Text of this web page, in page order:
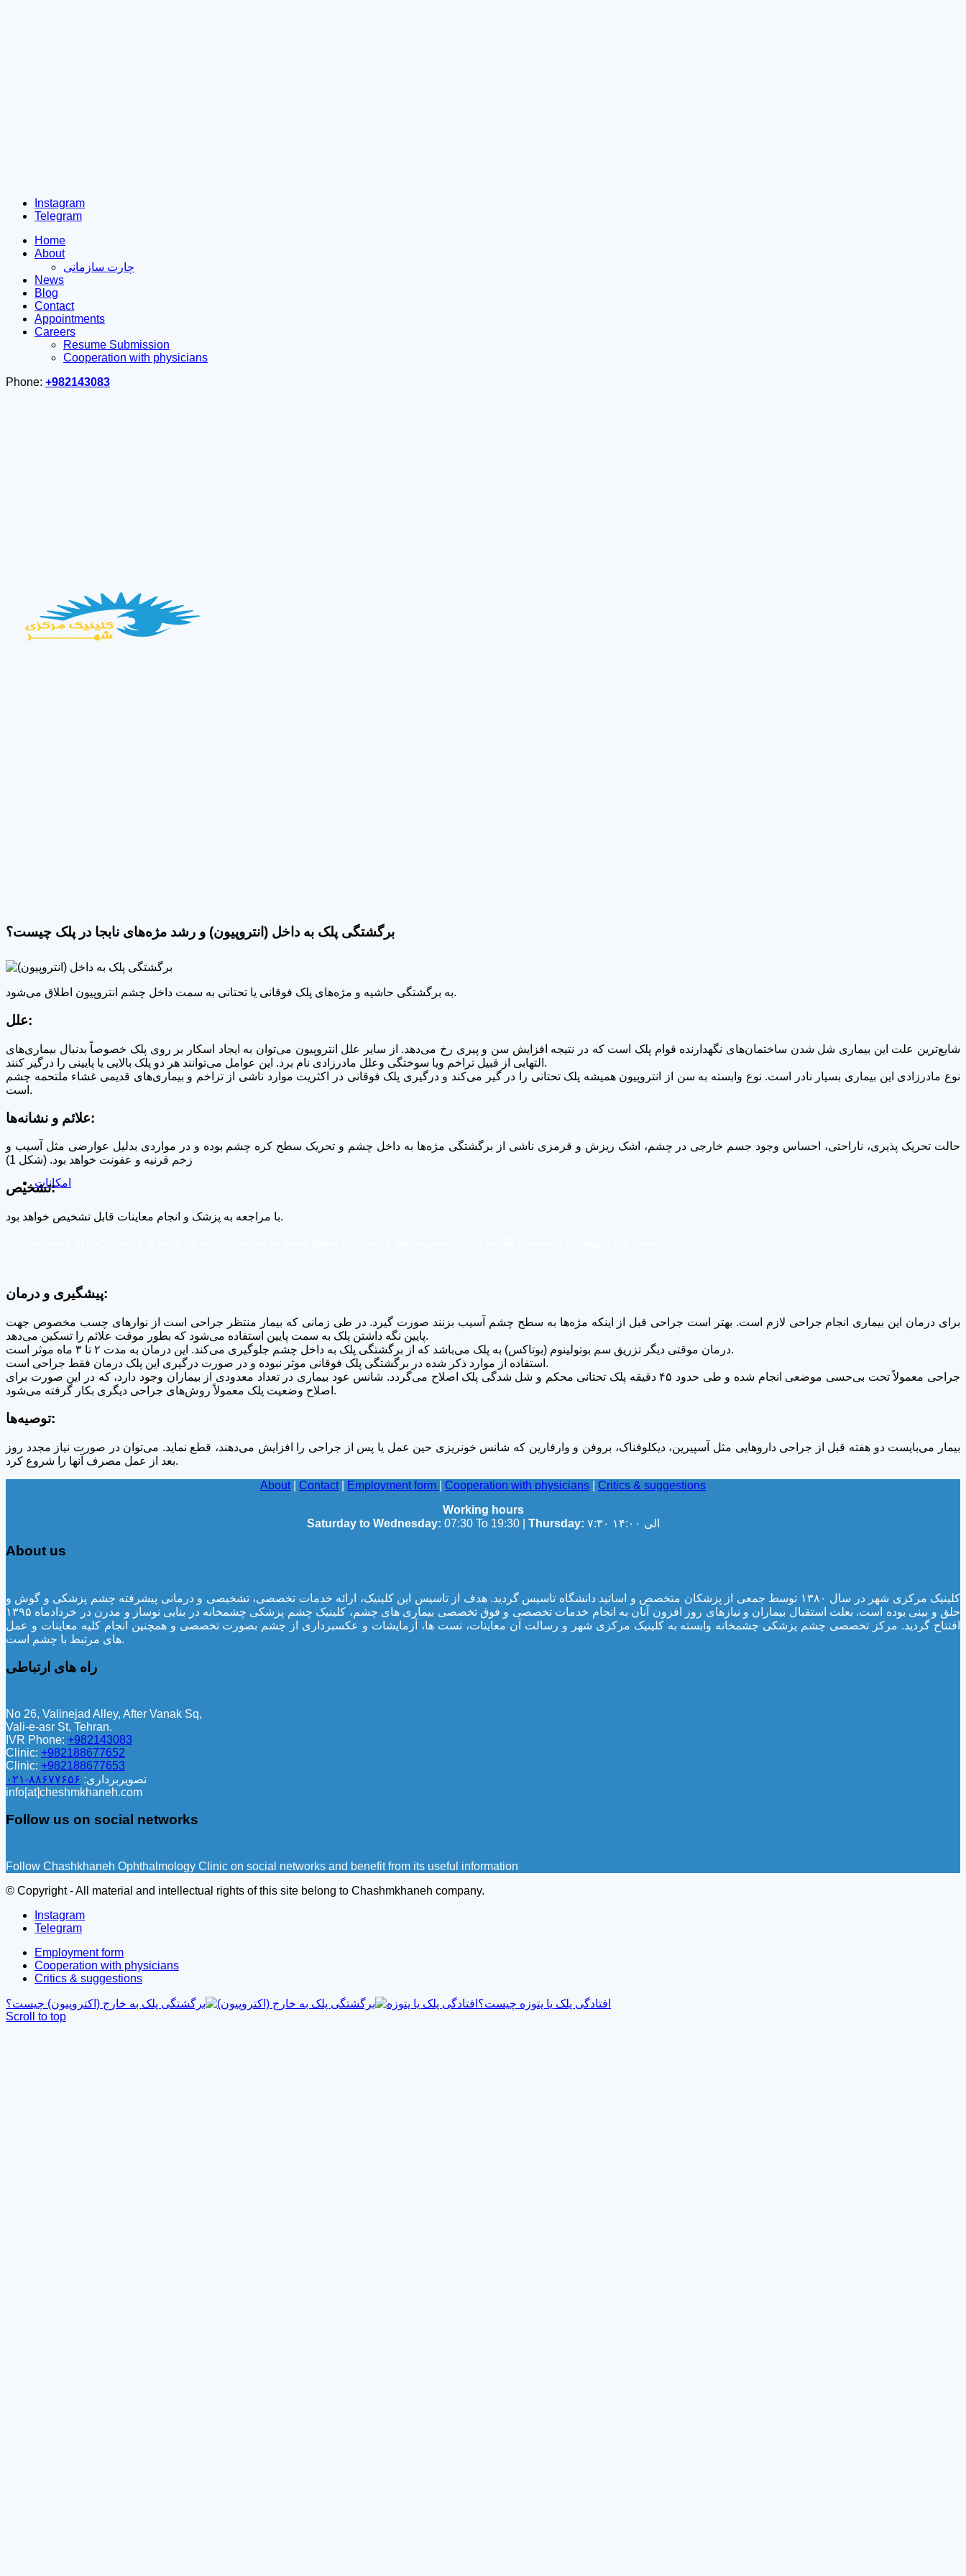
Instagram
Telegram
Home
About
چارت سازمانی
News
Blog
Contact
Appointments
Careers
Resume Submission
Cooperation with physicians
Phone: +982143083
امکانات
برگشتگی پلک به داخل (انتروپیون) و رشد مژه‌های نابجا در پلک چیست؟
به برگشتگی حاشیه و مژه‌های پلک فوقانی یا تحتانی به سمت داخل چشم انتروپیون اطلاق می‌شود.
علل:
شایع‌ترین علت این بیماری شل شدن ساختمان‌های نگهدارنده قوام پلک است که در نتیجه افزایش سن و پیری رخ می‌دهد. از سایر علل انتروپیون می‌توان به ایجاد اسکار بر روی پلک خصوصاً بدنبال بیماری‌های
التهابی از قبیل تراخم ويا سوختگی وعلل مادرزادی نام برد. این عوامل می‌توانند هر دو پلک بالایی یا پایینی را درگیر کنند.
نوع مادرزادی این بیماری بسیار نادر است. نوع وابسته به سن از انتروپیون همیشه پلک تحتانی را در گیر می‌کند و درگیری پلک فوقانی در اکثریت موارد ناشی از تراخم و بیماری‌های قدیمی غشاء ملتحمه چشم
است.
علائم و نشانه‌ها:
حالت تحریک پذیری، ناراحتی، احساس وجود جسم خارجی در چشم، اشک ریزش و قرمزی ناشی از برگشتگی مژه‌ها به داخل چشم و تحریک سطح کره چشم بوده و در مواردی بدلیل عوارضی مثل آسیب و
زخم قرنیه و عفونت خواهد بود. (شکل 1)
تشخيص:
با مراجعه به پزشک و انجام معاینات قابل تشخیص خواهد بود.
پیشگیری و درمان:
برای درمان این بیماری انجام جراحی لازم است. بهتر است جراحی قبل از اینکه مژه‌ها به سطح چشم آسیب بزنند صورت گیرد. در طی زمانی که بیمار منتظر جراحی است از نوارهای چسب مخصوص جهت
پایین نگه داشتن پلک به سمت پایین استفاده می‌شود که بطور موقت علائم را تسکین می‌دهد.
درمان موقتی دیگر تزریق سم بوتولینوم (بوتاکس) به پلک می‌باشد که از برگشتگی پلک به داخل چشم جلوگیری می‌کند. این درمان به مدت ۲ تا ۳ ماه موثر است.
استفاده از موارد ذکر شده در برگشتگی پلک فوقانی موثر نبوده و در صورت درگیری این پلک درمان فقط جراحی است.
جراحی معمولاً تحت بی‌حسی موضعی انجام شده و طی حدود ۴۵ دقیقه پلک تحتانی محکم و شل شدگی پلک اصلاح می‌گردد. شانس عود بیماری در تعداد معدودی از بیماران وجود دارد، که در این صورت برای
اصلاح وضعیت پلک معمولاً روش‌های جراحی دیگری بکار گرفته می‌شود.
توصیه‌ها:
بیمار می‌بایست دو هفته قبل از جراحی داروهایی مثل آسپیرین، دیکلوفناک، بروفن و وارفارین که شانس خونریزی حین عمل یا پس از جراحی را افزایش می‌دهند، قطع نماید. می‌توان در صورت نیاز مجدد روز
بعد از عمل مصرف آنها را شروع کرد.
About| Contact| Employment form Cooperation with physicians
Critics & suggestions
Working hours
Saturday to Wednesday: 07:30 To 19:30 | Thursday: ۷:۳۰ الی ۱۴:۰۰
About us
کلینیک مرکزی شهر در سال ۱۳۸۰ توسط جمعی از پزشکان متخصص و اساتید دانشگاه تاسیس گردید. هدف از تاسیس این کلینیک، ارائه خدمات تخصصی، تشخیصی و درمانی پیشرفته چشم پزشکی و گوش و
حلق و بینی بوده است. بعلت استقبال بیماران و نیازهای روز افزون آنان به انجام خدمات تخصصی و فوق تخصصی بیماری های چشم، کلینیک چشم پزشکی چشمخانه در بنایی نوساز و مدرن در خردادماه ۱۳۹۵
افتتاح گردید. مرکز تخصصی چشم پزشکی چشمخانه وابسته به کلینیک مرکزی شهر و رسالت آن معاینات، تست ها، آزمایشات و عکسبرداری از چشم بصورت تخصصی و همچنین انجام کلیه معاینات و عمل
های مرتبط با چشم است.
راه های ارتباطی
No 26, Valinejad Alley, After Vanak Sq,
Vali-e-asr St, Tehran.
IVR Phone: +982143083
Clinic: +982188677652
Clinic: +982188677653
تصویربرداری: ۸۸۶۷۷۶۵۶-۰۲۱
info[at]cheshmkhaneh.com
Follow us on social networks
Follow Chashkhaneh Ophthalmology Clinic on social networks and benefit from its useful information
© Copyright - All material and intellectual rights of this site belong to Chashmkhaneh company.
Instagram
Telegram
Employment form
Cooperation with physicians
Critics & suggestions
افتادگی پلک یا پتوزه چیست؟
برگشتگی پلک به خارج (اکتروپیون) چیست؟
Scroll to top